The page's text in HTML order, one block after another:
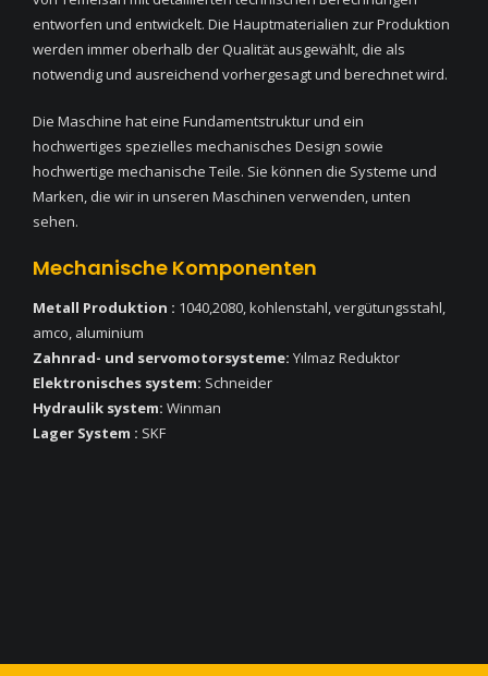
entworfen und entwickelt. Die Hauptmaterialien zur Produktion
werden immer oberhalb der Qualität ausgewählt, die als
notwendig und ausreichend vorhergesagt und berechnet wird.
Die Maschine hat eine Fundamentstruktur und ein
hochwertiges spezielles mechanisches Design sowie
hochwertige mechanische Teile. Sie können die Systeme und
Marken, die wir in unseren Maschinen verwenden, unten
sehen.
Mechanische Komponenten
Metall Produktion : 1040,2080, kohlenstahl, vergütungsstahl,
amco, aluminium
Zahnrad- und servomotorsysteme: Yılmaz Reduktor
Elektronisches system: Schneider
Hydraulik system: Winman
Lager System : SKF